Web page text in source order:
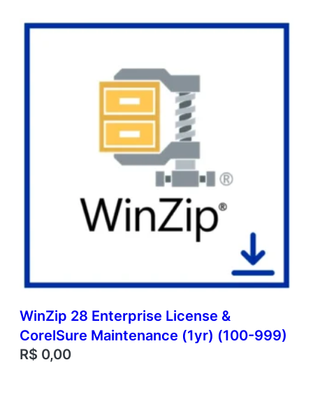
WinZip 28 Enterprise License &
CorelSure Maintenance (1yr) (100-999)
R$ 0,00